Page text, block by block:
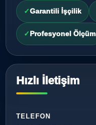
Garantili İşçilik
Profesyonel Ölçüm
Hızlı İletişim
TELEFON